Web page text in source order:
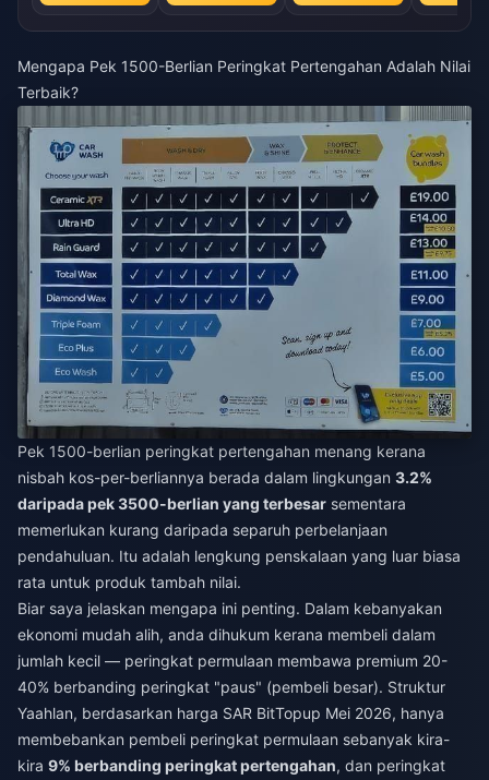
Mengapa Pek 1500-Berlian Peringkat Pertengahan Adalah Nilai
Terbaik?
Pek 1500-berlian peringkat pertengahan menang kerana
nisbah kos-per-berliannya berada dalam lingkungan 3.2%
daripada pek 3500-berlian yang terbesar sementara
memerlukan kurang daripada separuh perbelanjaan
pendahuluan. Itu adalah lengkung penskalaan yang luar biasa
rata untuk produk tambah nilai.
Biar saya jelaskan mengapa ini penting. Dalam kebanyakan
ekonomi mudah alih, anda dihukum kerana membeli dalam
jumlah kecil — peringkat permulaan membawa premium 20-
40% berbanding peringkat "paus" (pembeli besar). Struktur
Yaahlan, berdasarkan harga SAR BitTopup Mei 2026, hanya
membebankan pembeli peringkat permulaan sebanyak kira-
kira 9% berbanding peringkat pertengahan, dan peringkat